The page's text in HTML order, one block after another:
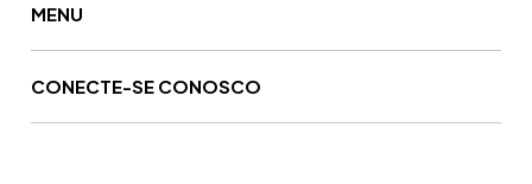
MENU
CONECTE-SE CONOSCO